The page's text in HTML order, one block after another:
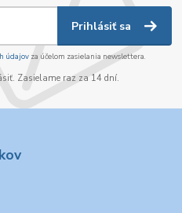
Prihlásiť sa
údajov za účelom zasielania newslettera.
Zasielame raz za 14 dní.